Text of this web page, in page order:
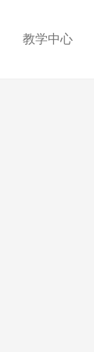
教学中心